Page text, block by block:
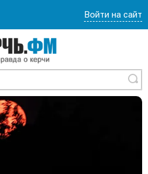
Найти
Войти на сайт